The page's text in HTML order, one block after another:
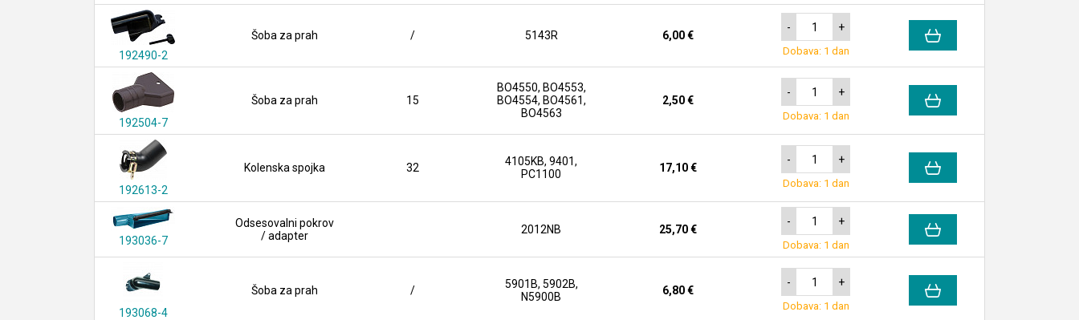
192490-2
Šoba za prah / 5143R 6,00 €
- +
Dobava: 1 dan
192504-7
Šoba za prah 15
BO4550, BO4553,
BO4554, BO4561,
BO4563
2,50 €
- +
Dobava: 1 dan
192613-2
Kolenska spojka 32
4105KB, 9401,
PC1100
17,10 €
- +
Dobava: 1 dan
193036-7
Odsesovalni pokrov
/ adapter
2012NB 25,70 €
- +
Dobava: 1 dan
193068-4
Šoba za prah /
5901B, 5902B,
N5900B
6,80 €
- +
Dobava: 1 dan